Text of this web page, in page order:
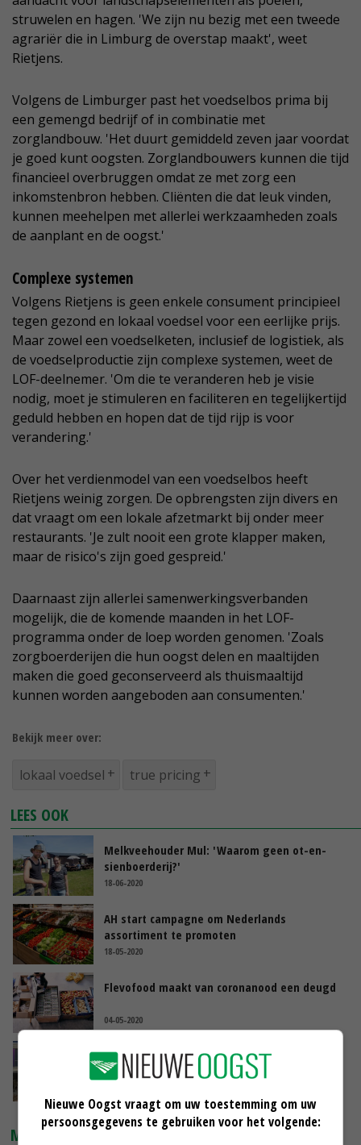
struwelen en hagen. 'We zijn nu bezig met een tweede
agrariër die in Limburg de overstap maakt', weet
Rietjens.
Volgens de Limburger past het voedselbos prima bij
een gemengd bedrijf of in combinatie met
zorglandbouw. 'Het duurt gemiddeld zeven jaar voordat
je goed kunt oogsten. Zorglandbouwers kunnen die tijd
financieel overbruggen omdat ze met zorg een
inkomstenbron hebben. Cliënten die dat leuk vinden,
kunnen meehelpen met allerlei werkzaamheden zoals
de aanplant en de oogst.'
Complexe systemen
Volgens Rietjens is geen enkele consument principieel
tegen gezond en lokaal voedsel voor een eerlijke prijs.
Maar zowel een voedselketen, inclusief de logistiek, als
de voedselproductie zijn complexe systemen, weet de
LOF-deelnemer. 'Om die te veranderen heb je visie
nodig, moet je stimuleren en faciliteren en tegelijkertijd
geduld hebben en hopen dat de tijd rijp is voor
verandering.'
Over het verdienmodel van een voedselbos heeft
Rietjens weinig zorgen. De opbrengsten zijn divers en
dat vraagt om een lokale afzetmarkt bij onder meer
restaurants. 'Je zult nooit een grote klapper maken,
maar de risico's zijn goed gespreid.'
Daarnaast zijn allerlei samenwerkingsverbanden
mogelijk, die de komende maanden in het LOF-
programma onder de loep worden genomen. 'Zoals
zorgboerderijen die hun oogst delen en maaltijden
maken die goed geconserveerd als thuismaaltijd
kunnen worden aangeboden aan consumenten.'
Bekijk meer over:
lokaal voedsel true pricing
LEES OOK
Melkveehouder Mul: 'Waarom geen ot-en-
sienboerderij?'
18-06-2020
AH start campagne om Nederlands
assortiment te promoten
18-05-2020
Flevofood maakt van coronanood een deugd
04-05-2020
Elke week gratis appels naar zorgcentra
MARKTPRIJZEN
Nieuwe Oogst vraagt om uw toestemming om uw
persoonsgegevens te gebruiken voor het volgende: